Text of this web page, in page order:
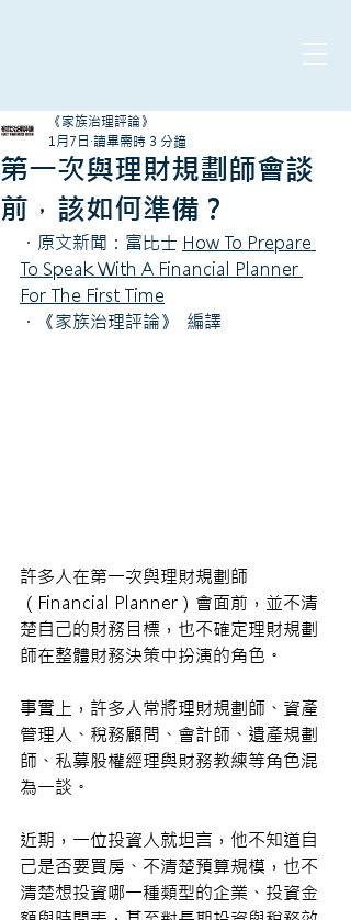
第一次與理財規劃師會談
前，該如何準備？
《家族治理評論》
1月7日 讀畢需時 3 分鐘
・原文新聞：富比士 How To Prepare
To Speak With A Financial Planner
For The First Time
・
《家族治理評論》
  編譯
許多人在第一次與理財規劃師
（Financial Planner）會面前，並不清
楚自己的財務目標，也不確定理財規劃
師在整體財務決策中扮演的角色。
事實上，許多人常將理財規劃師、資產
管理人、稅務顧問、會計師、遺產規劃
師、私募股權經理與財務教練等角色混
為一談。
近期，一位投資人就坦言，他不知道自
己是否要買房、不清楚預算規模，也不
清楚想投資哪一種類型的企業、投資金